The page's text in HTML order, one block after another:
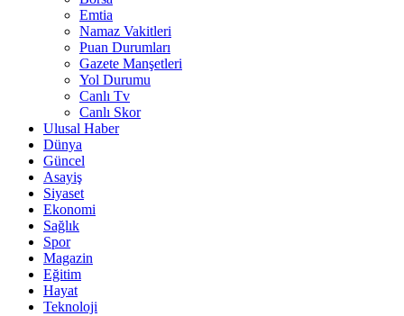
Emtia
Namaz Vakitleri
Puan Durumları
Gazete Manşetleri
Yol Durumu
Canlı Tv
Canlı Skor
Ulusal Haber
Dünya
Güncel
Asayiş
Siyaset
Ekonomi
Sağlık
Spor
Magazin
Eğitim
Hayat
Teknoloji